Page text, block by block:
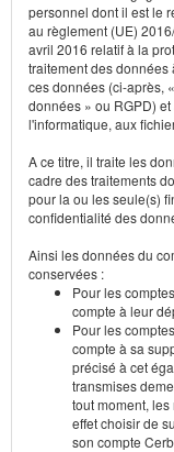
personnel dont il est le
au règlement (UE)
avril 2016 relatif à la
traitement des
ces données (ci-après,
données » ou RGPD)
l'informatique, aux
A ce titre, il traite les
cadre des traitements
pour la ou les seule(s)
confidentialité des
Ainsi les données du
conservées :
Pour les
compte à leur
Pour les
compte à sa
précisé à cet
transmises
tout moment, les
effet choisir de
son compte